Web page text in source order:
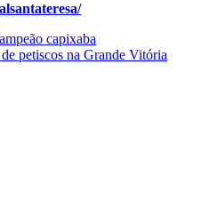
capixaba
petiscos na Grande Vitória